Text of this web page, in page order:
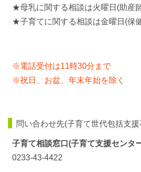
★母乳に関する相談は火曜日(助産
★子育てに関する相談は金曜日(保
※電話受付は11時30分まで
※祝日、お盆、年末年始を除く
問い合わせ先(子育て世代包括支
子育て相談窓口(子育て支援センタ
0233-43-4422